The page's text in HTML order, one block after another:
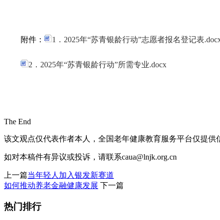
附件： 1．2025年“苏青银龄行动”志愿者报名登记表
2．2025年“苏青银龄行动”所需专业.docx
The End
该文观点仅代表作者本人，全国老年健康教育服务平台仅提供
如对本稿件有异议或投诉，请联系caua@lnjk.org.cn
上一篇当年轻人加入银发新赛道
如何推动养老金融健康发展 下一篇
热门排行